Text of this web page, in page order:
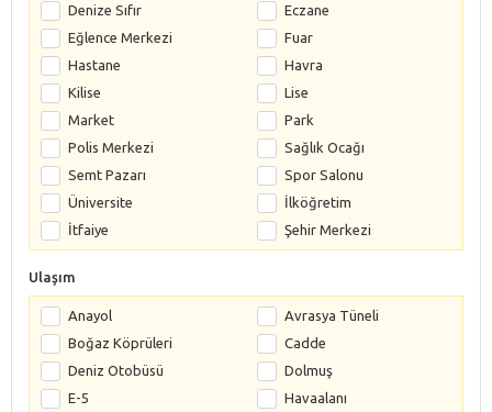
Denize Sıfır
Eczane
Eğlence Merkezi
Fuar
Hastane
Havra
Kilise
Lise
Market
Park
Polis Merkezi
Sağlık Ocağı
Semt Pazarı
Spor Salonu
Üniversite
İlköğretim
İtfaiye
Şehir Merkezi
Ulaşım
Anayol
Avrasya Tüneli
Boğaz Köprüleri
Cadde
Deniz Otobüsü
Dolmuş
E-5
Havaalanı